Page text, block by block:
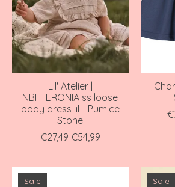
Lil' Atelier |
NBFFERONIA ss loose
body dress lil - Pumice
Stone
€27,49 €54,99
Sale Sale